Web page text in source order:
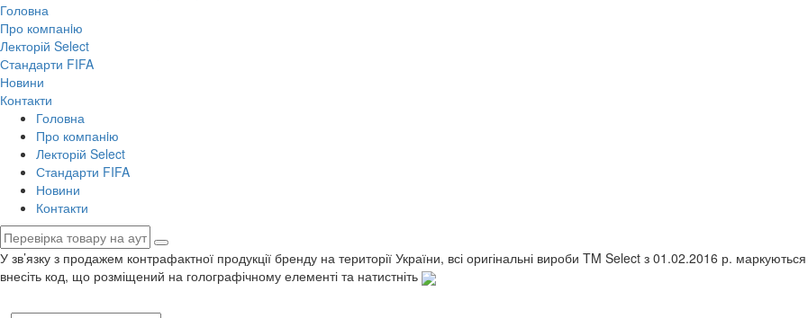
Головна
Про компанiю
Лекторій Select
Стандарти FIFA
Новини
Контакти
Головна
Про компанiю
Лекторій Select
Стандарти FIFA
Новини
Контакти
У зв’язку з продажем контрафактної продукції бренду на території України, всі оригінальні вироби TM Select з 01.02.2016 р.
внесіть код, що розміщений на голографічному елементі та натистніть